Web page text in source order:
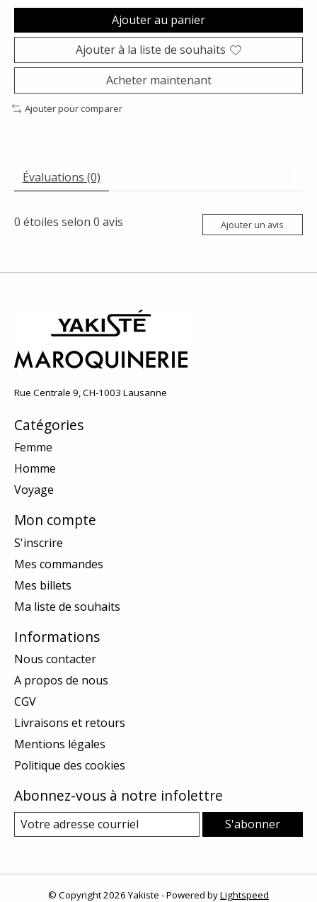
Ajouter au panier
Ajouter à la liste de souhaits
Acheter maintenant
Ajouter pour comparer
Évaluations (0)
0 étoiles selon 0 avis Ajouter un avis
Rue Centrale 9, CH-1003 Lausanne
Catégories
Femme
Homme
Voyage
Mon compte
S'inscrire
Mes commandes
Mes billets
Ma liste de souhaits
Informations
Nous contacter
A propos de nous
CGV
Livraisons et retours
Mentions légales
Politique des cookies
Abonnez-vous à notre infolettre
S'abonner
© Copyright 2026 Yakiste - Powered byLightspeed